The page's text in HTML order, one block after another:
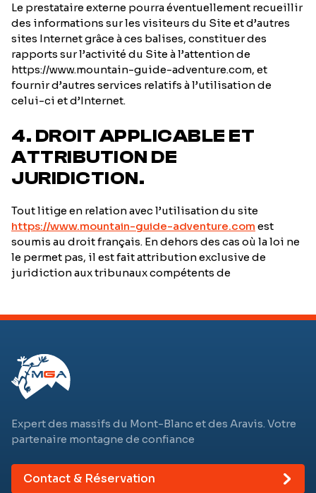
Le prestataire externe pourra éventuellement recueillir
des informations sur les visiteurs du Site et d’autres
sites Internet grâce à ces balises, constituer des
rapports sur l’activité du Site à l’attention de
https://www.mountain-guide-adventure.com, et
fournir d’autres services relatifs à l’utilisation de
celui-ci et d’Internet.
4. DROIT APPLICABLE ET
ATTRIBUTION DE
JURIDICTION.
Tout litige en relation avec l’utilisation du site
https://www.mountain-guide-adventure.com est
soumis au droit français. En dehors des cas où la loi ne
le permet pas, il est fait attribution exclusive de
juridiction aux tribunaux compétents de
Expert des massifs du Mont-Blanc et des Aravis. Votre
partenaire montagne de confiance
Contact & Réservation